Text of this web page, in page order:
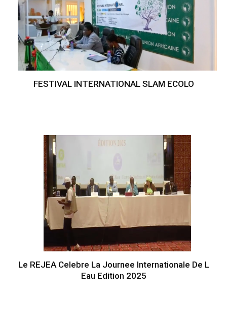
FESTIVAL INTERNATIONAL SLAM ECOLO
Le REJEA Celebre La Journee Internationale De L
Eau Edition 2025